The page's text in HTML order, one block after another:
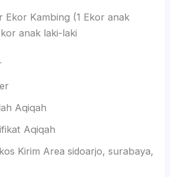
Ekor Kambing (1 Ekor anak
anak laki-laki
Aqiqah
Aqiqah
Kirim Area sidoarjo, surabaya,